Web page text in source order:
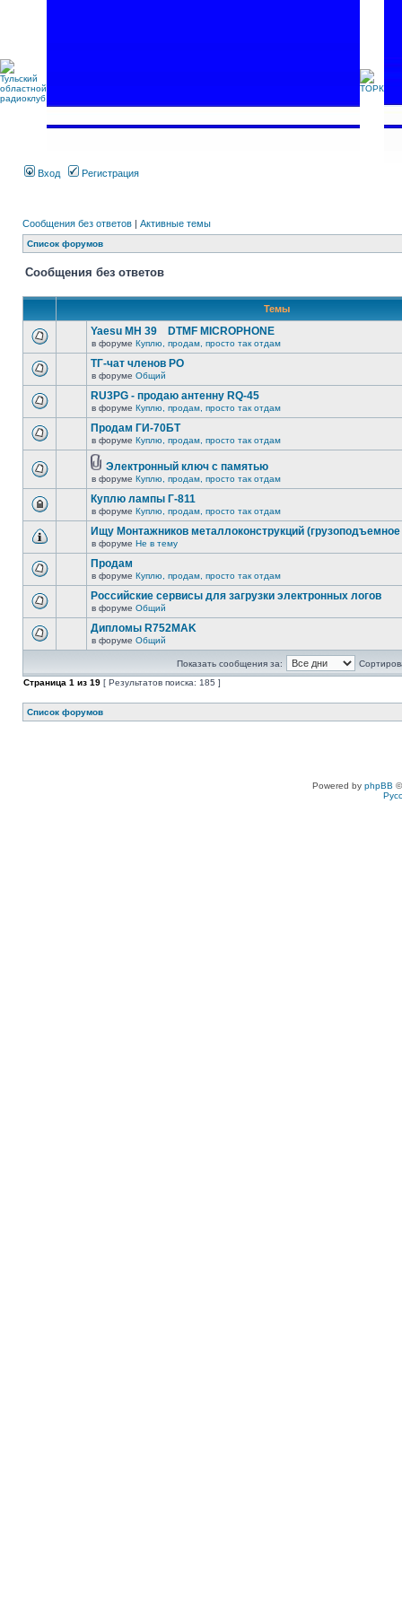
Вход Регистрация
Сообщения без ответов | Активные темы
Список форумов
Сообщения без ответов
Темы
Yaesu MH 39 DTMF MICROPHONE
в форуме Куплю, продам, просто так отдам
ТГ-чат членов РО
в форуме Общий
RU3PG - продаю антенну RQ-45
в форуме Куплю, продам, просто так отдам
Продам ГИ-70БТ
в форуме Куплю, продам, просто так отдам
Электронный ключ с памятью
в форуме Куплю, продам, просто так отдам
Куплю лампы Г-811
в форуме Куплю, продам, просто так отдам
Ищу Монтажников металлоконструкций
в форуме Не в тему
Продам
в форуме Куплю, продам, просто так отдам
Российские сервисы для загрузки электронных логов
в форуме Общий
Дипломы R752MAK
в форуме Общий
Показать сообщения за:
Страница 1 из 19 [ Результатов поиска: 185 ]
Список форумов
Powered by phpBB